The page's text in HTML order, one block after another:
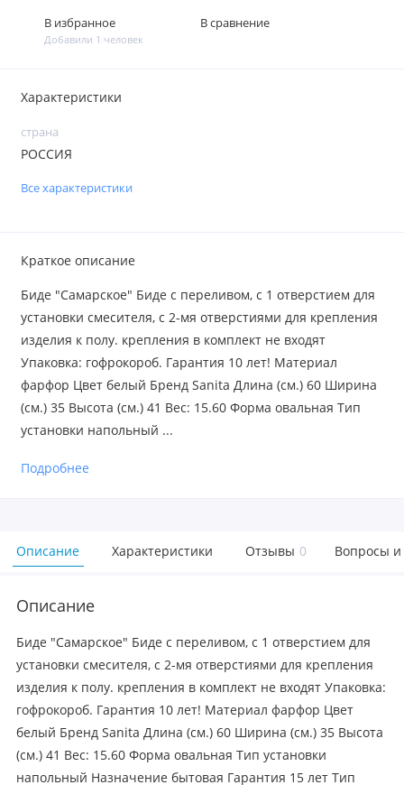
В избранное
Добавили 1 человек
В сравнение
Характеристики
страна
РОССИЯ
Все характеристики
Краткое описание
Биде "Самарское" Биде с переливом, с 1 отверстием для
установки смесителя, с 2-мя отверстиями для крепления
изделия к полу. крепления в комплект не входят
Упаковка: гофрокороб. Гарантия 10 лет! Материал
фарфор Цвет белый Бренд Sanita Длина (см.) 60 Ширина
(см.) 35 Высота (см.) 41 Вес: 15.60 Форма овальная Тип
установки напольный ...
Подробнее
Описание Характеристики Отзывы 0 Вопросы и
Описание
Биде "Самарское" Биде с переливом, с 1 отверстием для
установки смесителя, с 2-мя отверстиями для крепления
изделия к полу. крепления в комплект не входят Упаковка:
гофрокороб. Гарантия 10 лет! Материал фарфор Цвет
белый Бренд Sanita Длина (см.) 60 Ширина (см.) 35 Высота
(см.) 41 Вес: 15.60 Форма овальная Тип установки
напольный Назначение бытовая Гарантия 15 лет Тип